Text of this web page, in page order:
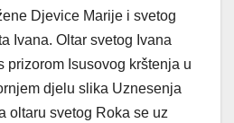
Djevice Marije i svetog
Ivana. Oltar svetog Ivana
prizorom Isusovog krštenja u
djelu slika Uznesenja
oltaru svetog Roka se uz